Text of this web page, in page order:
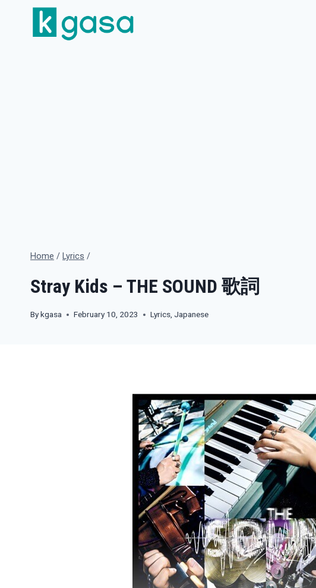
content
Home / Lyrics /
Stray Kids – THE SOUND 歌詞
Bykgasa February 10, 2023 Lyrics, Japanese